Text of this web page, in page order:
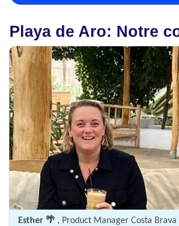
Playa de Aro: Notre
Esther 🌴 , Product Manager Costa